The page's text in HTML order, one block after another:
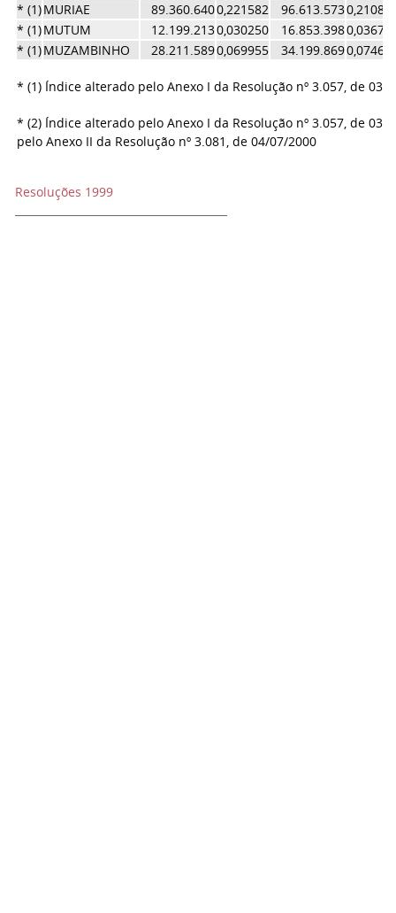
* (1)MURIAE 89.360.6400,221582 96.613.573
* (1)MUTUM 12.199.2130,030250 16.853.398
* (1)MUZAMBINHO 28.211.5890,069955 34.199.869
* (1) Índice alterado pelo Anexo I da Resolução nº 3.057, de 03/
* (2) Índice alterado pelo Anexo I da Resolução nº 3.057, de 03/
pelo Anexo II da Resolução nº 3.081, de 04/07/2000
Resoluções 1999